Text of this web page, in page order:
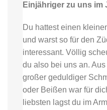
Einjähriger zu uns im
Du hattest einen
und warst so für den
interessant. Völlig
du also bei uns an.
großer geduldiger
oder Beißen war für
liebsten lagst du im